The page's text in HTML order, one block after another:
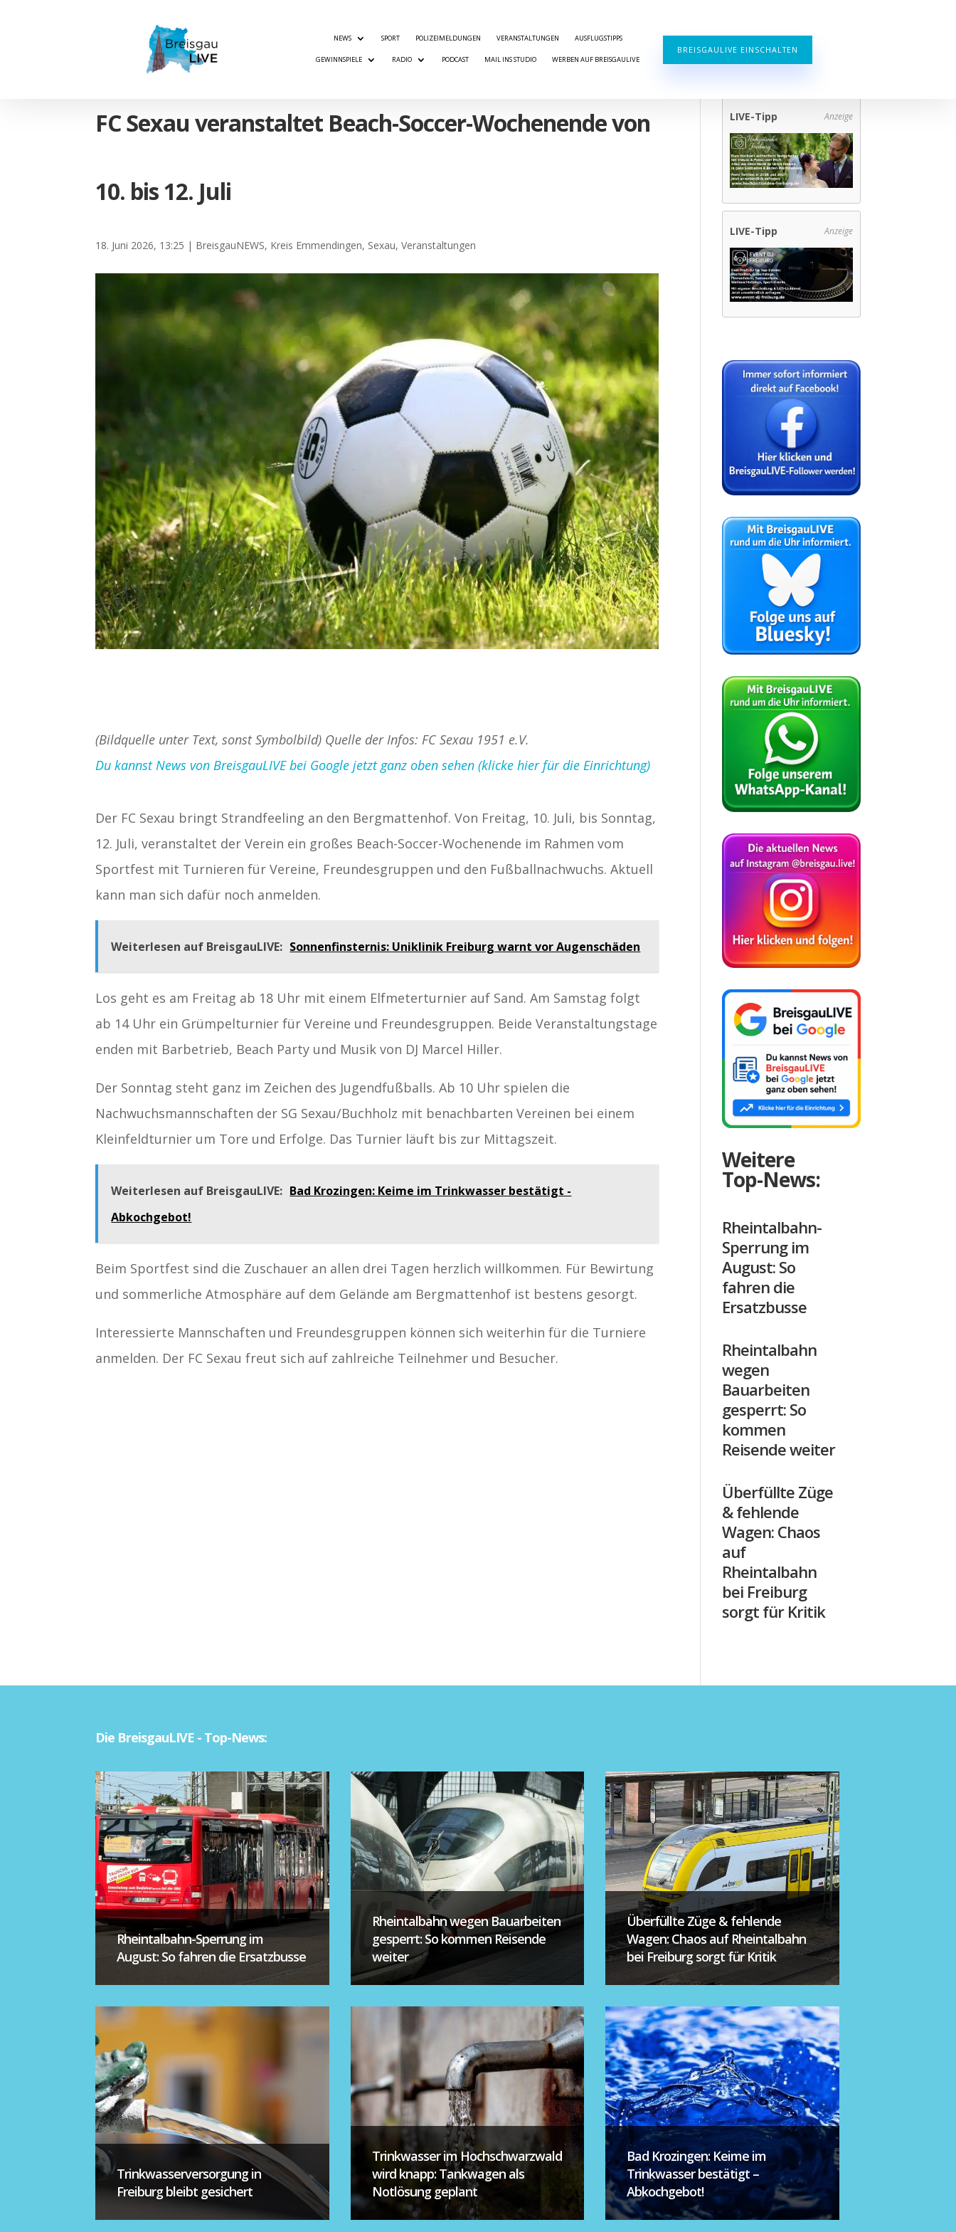
NEWS SPORT POLIZEIMELDUNGEN VERANSTALTUNGEN AUSFLUGSTIPPS
GEWINNSPIELE RADIO PODCAST MAIL INS STUDIO WERBEN AUF BREISGAULIVE
BREISGAULIVE EINSCHALTEN
FC Sexau veranstaltet Beach-Soccer-Wochenende von
10. bis 12. Juli
18. Juni 2026, 13:25 | BreisgauNEWS, Kreis Emmendingen, Sexau,Veranstaltungen
(Bildquelle unter Text, sonst Symbolbild) Quelle der Infos: FC Sexau 1951 e.V.
Du kannst News von BreisgauLIVE bei Google jetzt ganz oben sehen (klicke hier für die Einrichtung)
Der FC Sexau bringt Strandfeeling an den Bergmattenhof. Von Freitag, 10. Juli, bis Sonntag,
12. Juli, veranstaltet der Verein ein großes Beach-Soccer-Wochenende im Rahmen vom
Sportfest mit Turnieren für Vereine, Freundesgruppen und den Fußballnachwuchs. Aktuell
kann man sich dafür noch anmelden.
Weiterlesen auf BreisgauLIVE: Sonnenfinsternis: Uniklinik Freiburg warnt vor Augenschäden
Los geht es am Freitag ab 18 Uhr mit einem Elfmeterturnier auf Sand. Am Samstag folgt
ab 14 Uhr ein Grümpelturnier für Vereine und Freundesgruppen. Beide Veranstaltungstage
enden mit Barbetrieb, Beach Party und Musik von DJ Marcel Hiller.
Der Sonntag steht ganz im Zeichen des Jugendfußballs. Ab 10 Uhr spielen die
Nachwuchsmannschaften der SG Sexau/Buchholz mit benachbarten Vereinen bei einem
Kleinfeldturnier um Tore und Erfolge. Das Turnier läuft bis zur Mittagszeit.
Weiterlesen auf BreisgauLIVE: Bad Krozingen: Keime im Trinkwasser bestätigt -
Abkochgebot!
Beim Sportfest sind die Zuschauer an allen drei Tagen herzlich willkommen. Für Bewirtung
und sommerliche Atmosphäre auf dem Gelände am Bergmattenhof ist bestens gesorgt.
Interessierte Mannschaften und Freundesgruppen können sich weiterhin für die Turniere
anmelden. Der FC Sexau freut sich auf zahlreiche Teilnehmer und Besucher.
LIVE-Tipp Anzeige
LIVE-Tipp Anzeige
Weitere
Top-News:
Rheintalbahn-
Sperrung im
August: So
fahren die
Ersatzbusse
Rheintalbahn
wegen
Bauarbeiten
gesperrt: So
kommen
Reisende weiter
Überfüllte Züge
& fehlende
Wagen: Chaos
auf
Rheintalbahn
bei Freiburg
sorgt für Kritik
Die BreisgauLIVE - Top-News:
Rheintalbahn-Sperrung im
August: So fahren die Ersatzbusse
Rheintalbahn wegen Bauarbeiten
gesperrt: So kommen Reisende
weiter
Überfüllte Züge & fehlende
Wagen: Chaos auf Rheintalbahn
bei Freiburg sorgt für Kritik
Trinkwasserversorgung in
Freiburg bleibt gesichert
Trinkwasser im Hochschwarzwald
wird knapp: Tankwagen als
Notlösung geplant
Bad Krozingen: Keime im
Trinkwasser bestätigt –
Abkochgebot!